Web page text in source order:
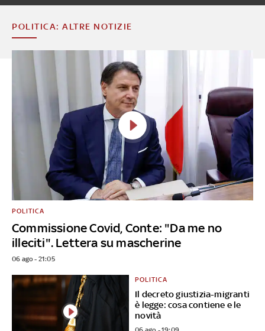
POLITICA: ALTRE NOTIZIE
Commissione Covid, Conte: "Da me no
illeciti". Lettera su mascherine
POLITICA
06 ago - 21:05
Il decreto giustizia-migranti
è legge: cosa contiene e le
novità
POLITICA